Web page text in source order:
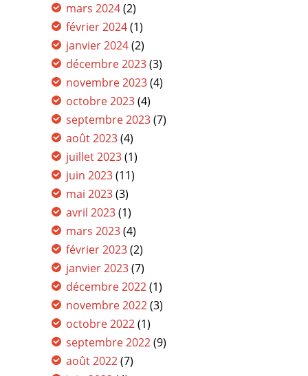
mars 2024(2)
février 2024(1)
janvier 2024(2)
décembre 2023(3)
novembre 2023(4)
octobre 2023(4)
septembre 2023(7)
août 2023(4)
juillet 2023(1)
juin 2023(11)
mai 2023(3)
avril 2023(1)
mars 2023(4)
février 2023(2)
janvier 2023(7)
décembre 2022(1)
novembre 2022(3)
octobre 2022(1)
septembre 2022(9)
août 2022(7)